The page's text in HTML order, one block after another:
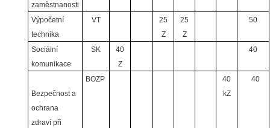
zaměstnanosti
Výpočetní
technika
VT
25
Z
25
Z
50
Sociální
komunikace
SK
40
Z
40
Bezpečnost a
ochrana
zdraví při
BOZP
40
kZ
40